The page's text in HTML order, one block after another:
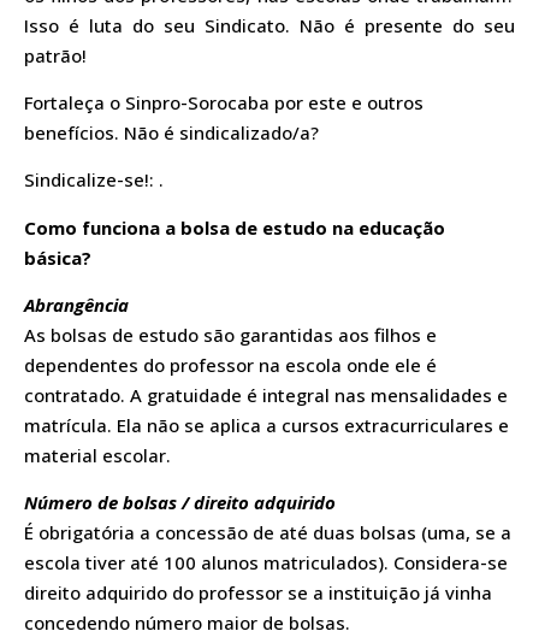
Isso é luta do seu Sindicato. Não é presente do seu
patrão!
Fortaleça o Sinpro-Sorocaba por este e outros
benefícios. Não é sindicalizado/a?
Sindicalize-se!: .
Como funciona a bolsa de estudo na educação
básica?
Abrangência
As bolsas de estudo são garantidas aos filhos e
dependentes do professor na escola onde ele é
contratado. A gratuidade é integral nas mensalidades e
matrícula. Ela não se aplica a cursos extracurriculares e
material escolar.
Número de bolsas / direito adquirido
É obrigatória a concessão de até duas bolsas (uma, se a
escola tiver até 100 alunos matriculados). Considera-se
direito adquirido do professor se a instituição já vinha
concedendo número maior de bolsas.